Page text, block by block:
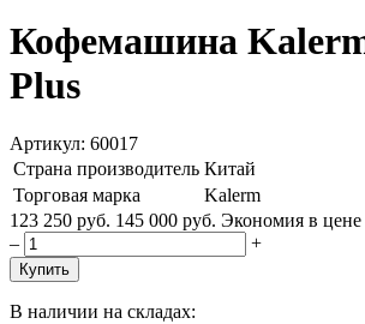
Кофемашина
Plus
Артикул: 60017
Страна производитель Китай
Торговая марка
Kalerm
123 250 руб. 145 000 руб. Экономия в цене
–
+
Купить
В наличии на складах: